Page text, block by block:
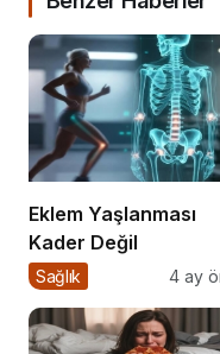
Eklem Yaşlanması
Kader Değil
Sağlık 4 ay